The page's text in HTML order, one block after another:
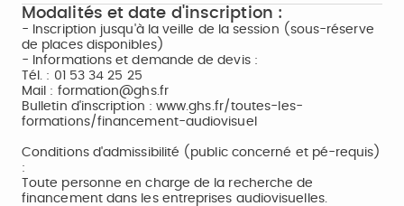
Modalités et date d'inscription :
- Inscription jusqu'à la veille de la session (sous-réserve
de places disponibles)
- Informations et demande de devis :
Tél. : 01 53 34 25 25
Mail : formation@ghs.fr
Bulletin d'inscription : www.ghs.fr/toutes-les-
formations/financement-audiovisuel
Conditions d'admissibilité (public concerné et pé-requis)
:
Toute personne en charge de la recherche de
financement dans les entreprises audiovisuelles.